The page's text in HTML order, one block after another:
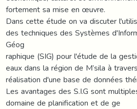
fortement sa mise en œuvre.
Dans cette étude on va discuter
des techniques des Systèmes
Géog
raphique (SIG) pour l'étude de la
eaux dans la région de M’sila à
réalisation d'une base de données
Les avantages des S.I.G sont
domaine de planification et de ge